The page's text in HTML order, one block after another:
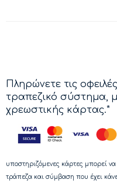
Πληρώνετε τις
τραπεζικό σύστημα,
χρεωστικής κάρτας.*
υποστηριζόμενες κάρτες μπορεί
τράπεζα και σύμβαση που έχει